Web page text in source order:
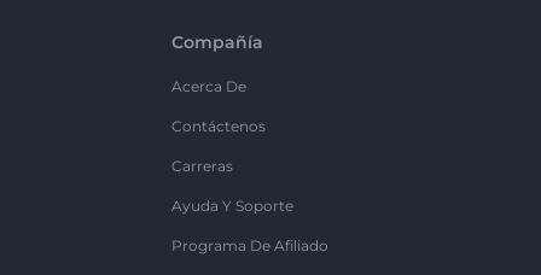
Compañía
Acerca De
Contáctenos
Carreras
Ayuda Y Soporte
Programa De Afiliado